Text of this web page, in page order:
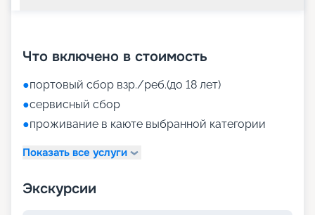
Что включено в стоимость
●портовый сбор взр./реб.(до 18 лет)
●сервисный сбор
●проживание в каюте выбранной категории
Показать все услуги
Экскурсии